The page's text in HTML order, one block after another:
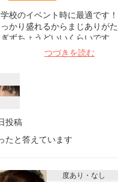
校のイベント時に最適です
かり盛れるからまじありが
ずちょうどいいくらいです
が、ちょっと三白眼になりま
宙人にもならず、光も入って
い。
つづきを読む
投稿
たと答えています
度あり・なし